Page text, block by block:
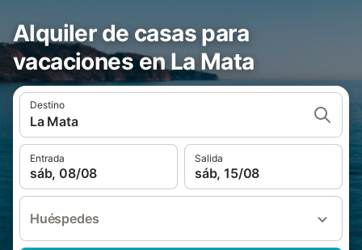
Alquiler de casas para
vacaciones en La Mata
Destino
La Mata
Entrada
sáb, 08/08
Salida
sáb, 15/08
Huéspedes